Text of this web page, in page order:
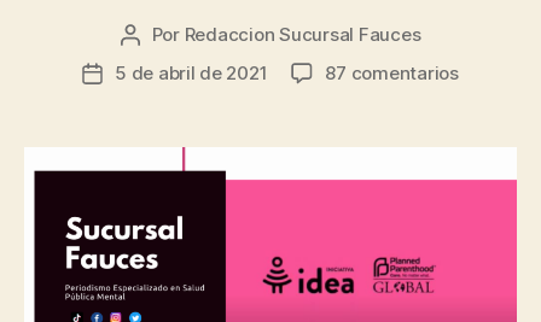
Autor
de
Por Redaccion Sucursal Fauces
Fecha
entrada
5 de abril de 2021 87 comentariosen
2021: